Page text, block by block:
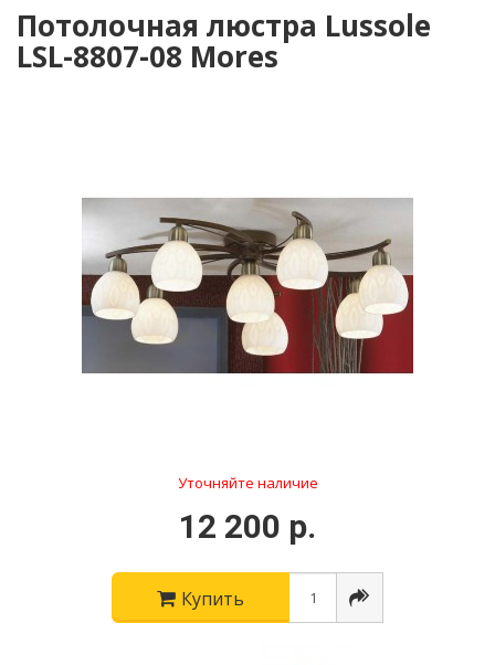
Потолочная люстра Lussole
LSL-8807-08 Mores
Уточняйте наличие
12 200 р.
Купить